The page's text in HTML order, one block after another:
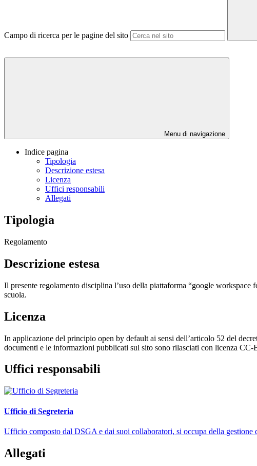
Campo di ricerca per le pagine del sito
Menu di navigazione
Indice pagina
Tipologia
Descrizione estesa
Licenza
Uffici responsabili
Allegati
Tipologia
Regolamento
Descrizione estesa
Il presente regolamento disciplina l’uso della piattaforma “google workspace
scuola.
Licenza
In applicazione del principio open by default ai sensi dell’articolo 52 del
documenti e le informazioni pubblicati sul sito sono rilasciati con licenza CC-
Uffici responsabili
Ufficio di Segreteria
Ufficio composto dal DSGA e dai suoi collaboratori, si occupa della
Allegati